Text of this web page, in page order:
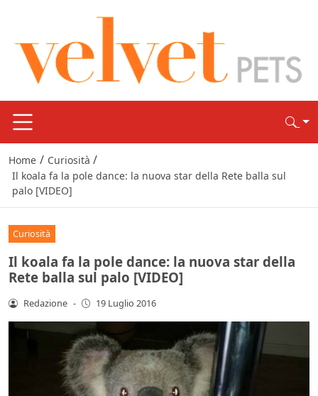
Home / Curiosità /
Il koala fa la pole dance: la nuova star della Rete balla sul
palo [VIDEO]
Curiosità
Il koala fa la pole dance: la nuova star della
Rete balla sul palo [VIDEO]
Redazione - 19 Luglio 2016